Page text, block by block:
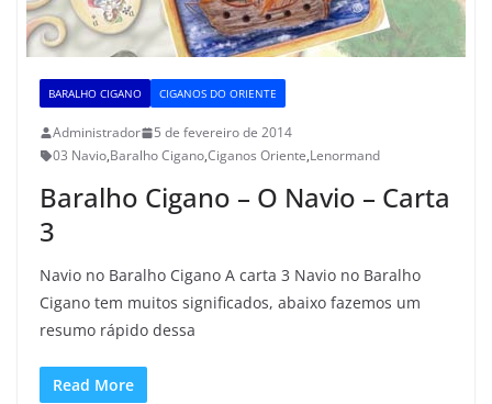
BARALHO CIGANO CIGANOS DO ORIENTE
Administrador
5 de fevereiro de 2014
03 Navio,Baralho Cigano,Ciganos Oriente,Lenormand
Baralho Cigano – O Navio – Carta
3
Navio no Baralho Cigano A carta 3 Navio no Baralho
Cigano tem muitos significados, abaixo fazemos um
resumo rápido dessa
Read More